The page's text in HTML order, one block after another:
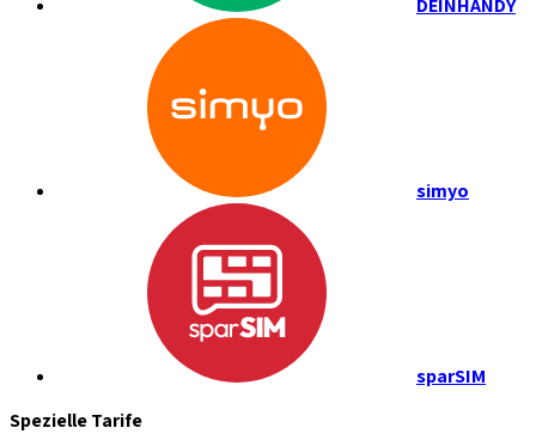
DEINHANDY
simyo
sparSIM
Spezielle Tarife